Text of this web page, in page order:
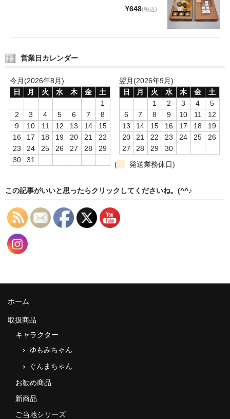
会社理念
沿革
社長あいさつ
お問合せ
送料のご案内
スタッフブログ
¥648(税込)
営業日カレンダー
今月(2026年8月)
日
月 火 水 木 金
土
1
2
3 4 5 6 7
8
9
10 11 12 13 14
15
16
17 18 19 20 21
22
23
24 25 26 27 28
29
30
31
翌月(2026年9月)
日
月 火 水 木 金
土
1
2 3 4
5
6
7 8 9 10 11
12
13
14 15 16 17 18
19
20
21 22 23 24 25
26
27
28 29
30
(
発送業務休日)
この記事がいいと思ったらクリックしてくださいね。(^^♪
ホーム
取扱商品
キャラクター
ゆもみちゃん
ぐんまちゃん
お勧め商品
新商品
ご当地シリーズ